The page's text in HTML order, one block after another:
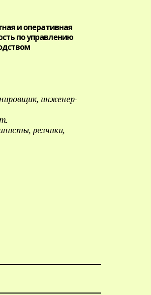
и оперативная
по управлению
инженер-
резчики,